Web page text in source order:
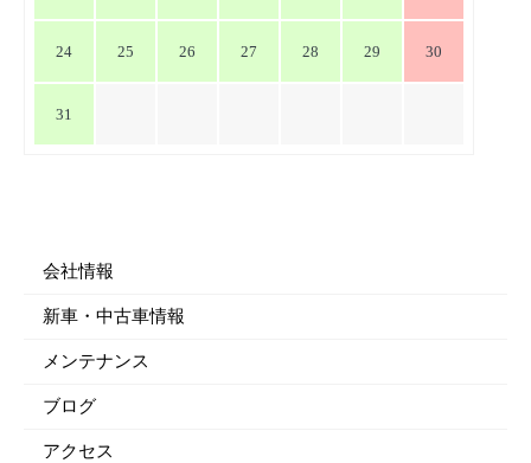
24 25 26 27 28 29 30
31
会社情報
新車・中古車情報
メンテナンス
ブログ
アクセス